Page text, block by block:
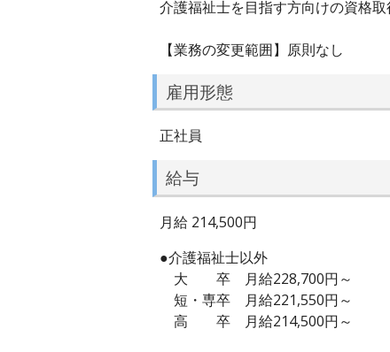
介護福祉士を目指す方向けの資格取
【業務の変更範囲】原則なし
雇用形態
正社員
給与
月給 214,500円
●介護福祉士以外
大 卒 月給228,700円～
短・専卒 月給221,550円～
高 卒 月給214,500円～